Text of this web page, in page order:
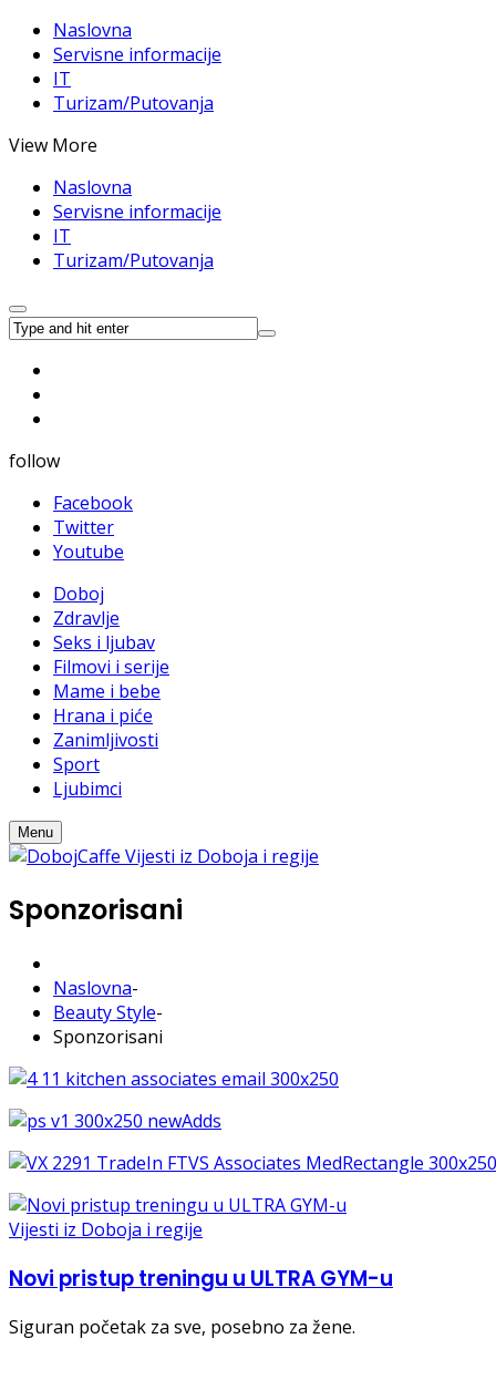
Naslovna
Servisne informacije
IT
Turizam/Putovanja
View More
Naslovna
Servisne informacije
IT
Turizam/Putovanja
follow
Facebook
Twitter
Youtube
Doboj
Zdravlje
Seks i ljubav
Filmovi i serije
Mame i bebe
Hrana i piće
Zanimljivosti
Sport
Ljubimci
Menu
Sponzorisani
Naslovna-
Beauty Style-
Sponzorisani
Vijesti iz Doboja i regije
Novi pristup treningu u ULTRA GYM-u
Siguran početak za sve, posebno za žene.